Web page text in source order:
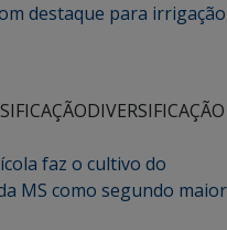
destaque para irrigação
DIVERSIFICAÇÃO
faz o cultivo do
MS como segundo maior